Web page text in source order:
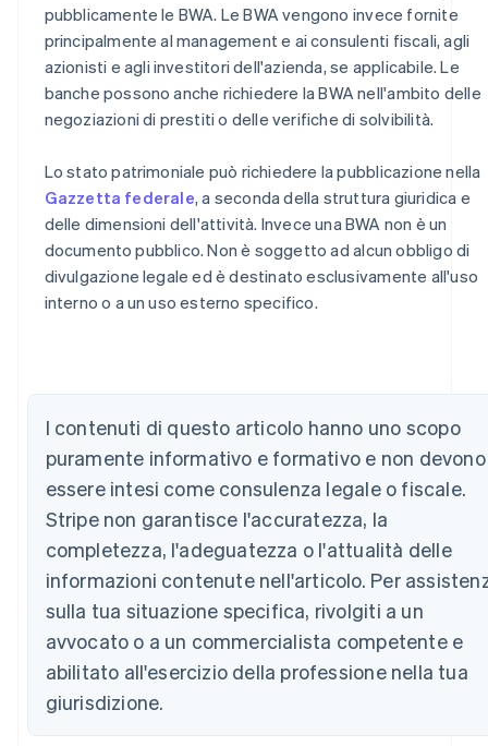
pubblicamente le BWA. Le BWA vengono invece fornite
principalmente al management e ai consulenti fiscali, agli
azionisti e agli investitori dell'azienda, se applicabile. Le
banche possono anche richiedere la BWA nell'ambito delle
negoziazioni di prestiti o delle verifiche di solvibilità.
Lo stato patrimoniale può richiedere la pubblicazione nella
Gazzetta federale, a seconda della struttura giuridica e
delle dimensioni dell'attività. Invece una BWA non è un
documento pubblico. Non è soggetto ad alcun obbligo di
divulgazione legale ed è destinato esclusivamente all'uso
interno o a un uso esterno specifico.
I contenuti di questo articolo hanno uno scopo
puramente informativo e formativo e non devono
essere intesi come consulenza legale o fiscale.
Stripe non garantisce l'accuratezza, la
completezza, l'adeguatezza o l'attualità delle
informazioni contenute nell'articolo. Per
sulla tua situazione specifica, rivolgiti a un
avvocato o a un commercialista competente e
abilitato all'esercizio della professione nella tua
giurisdizione.
Belgio
Nederlands Français Deutsch English
Brasile
PortuguêsEnglish
Bulgaria
Canada
EnglishFrançais
Cina continentale
简体中文 English
Cipro
English
EnglishItaliano
Danimarca